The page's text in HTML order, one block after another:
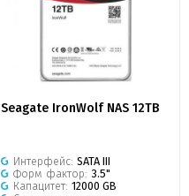
Seagate IronWolf NAS 12TB
Интерфейс: SATA III
Форм фактор: 3.5"
Капацитет: 12000 GB